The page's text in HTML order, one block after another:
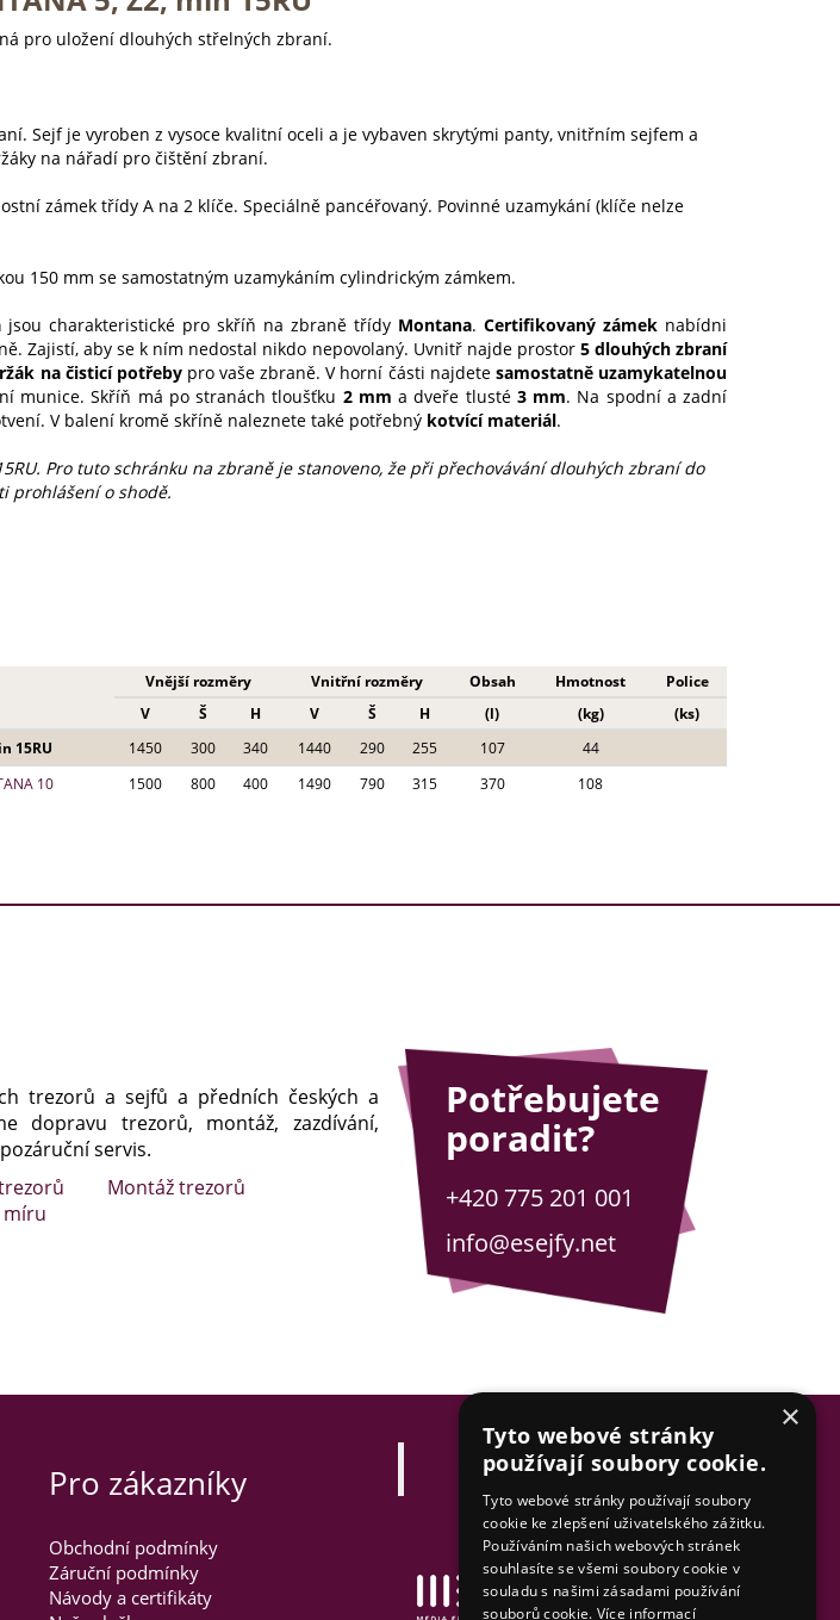
pro uložení dlouhých střelných zbraní.
Sejf je vyroben z vysoce kvalitní oceli a je vybaven skrytými panty, vnitřním sejfem a
na nářadí pro čištění zbraní.
zámek třídy A na 2 klíče. Speciálně pancéřovaný. Povinné uzamykání (klíče nelze
150 mm se samostatným uzamykáním cylindrickým zámkem.
jsou charakteristické pro skříň na zbraně třídy Montana.Certifikovaný zámek nabídni
Zajistí, aby se k ním nedostal nikdo nepovolaný. Uvnitř najde prostor 5 dlouhých zbraní
na čisticí potřebypro vaše zbraně. V horní části najdete samostatně uzamykatelnou
munice. Skříň má po stranách tloušťku 2 mm a dveře tlusté 3 mm. Na spodní a zadní
V balení kromě skříně naleznete také potřebný kotvící materiál.
Pro tuto schránku na zbraně je stanoveno, že při přechovávání dlouhých zbraní do
prohlášení o shodě.
Vnější rozměry Vnitřní rozměry Obsah Hmotnost
Police
V
Š H V Š H (l) (kg)
(ks)
15RU
1450 300 340 1440 290 255 107
44
10
1500 800 400 1490 790 315 370 108
trezorů a sejfů a předních českých a
dopravu trezorů, montáž, zazdívání,
servis.
Montáž trezorů
míru
Potřebujete
poradit?
+420 775 201 001
info@esejfy.net
Pro zákazníky
Obchodní podmínky
Záruční podmínky
Návody a certifikáty
Esejfy.net
Tvorba www stránek
& SEO by MEDIA ENERGY
×
Tyto webové stránky
používají soubory cookie.
Tyto webové stránky používají soubory
cookie ke zlepšení uživatelského zážitku.
Používáním našich webových stránek
souhlasíte se všemi soubory cookie v
souladu s našimi zásadami používání
souborů cookie. Více informací